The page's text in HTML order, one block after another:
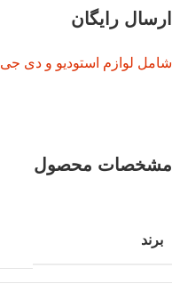
ارسال رایگان
شامل لوازم استودیو و دی جی
مشخصات محصول
برند